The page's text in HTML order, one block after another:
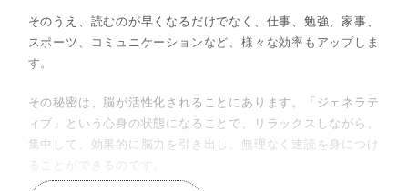
そのうえ、読むのが早くなるだけでなく、仕事、勉強、家事、
スポーツ、コミュニケーションなど、様々な効率もアップしま
す。
その秘密は、脳が活性化されることにあります。「ジェネラテ
ィブ」という心身の状態になることで、リラックスしながら、
集中して、効果的に脳力を引き出し、無理なく速読を身につけ
ることができるのです。